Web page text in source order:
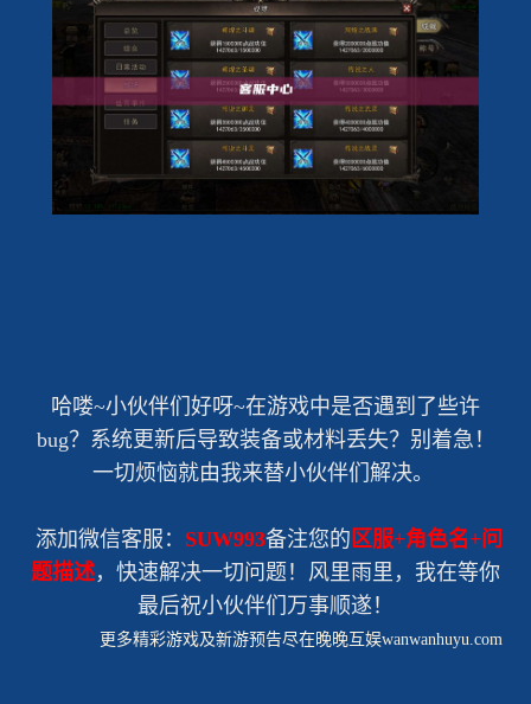
哈喽~小伙伴们好呀~在游戏中是否遇到了些许
bug？系统更新后导致装备或材料丢失？别着急！
一切烦恼就由我来替小伙伴们解决。
添加微信客服： SUW993备注您的 区服+角色名+问
题描述，快速解决一切问题！风里雨里，我在等你
最后祝小伙伴们万事顺遂！
更多精彩游戏及新游预告尽在晚晚互娱wanwanhuyu.com